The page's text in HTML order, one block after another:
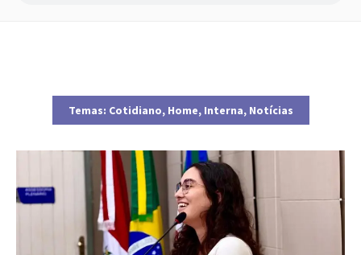
Temas: Cotidiano, Home, Interna, Notícias